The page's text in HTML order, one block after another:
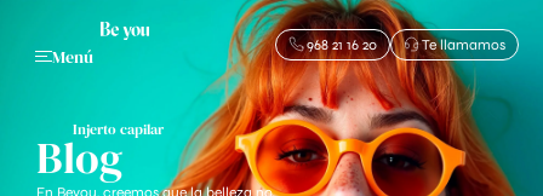
Menú 968 21 16 20 Te llamamos
Injerto capilar
Blog
En Beyou, creemos que la belleza no